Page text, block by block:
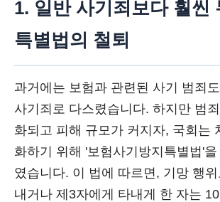
1. 일반 사기죄보다 훨씬
특별법의 철퇴
과거에는 보험과 관련된 사기 범죄
사기죄로 다스렸습니다. 하지만 범
화되고 피해 규모가 커지자, 국회는
화하기 위해 '보험사기방지특별법'
였습니다. 이 법에 따르면, 기망 행
내거나 제3자에게 타내게 한 자는